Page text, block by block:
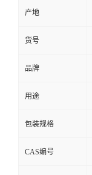
产地
货号
品牌
用途
包装规格
CAS编号